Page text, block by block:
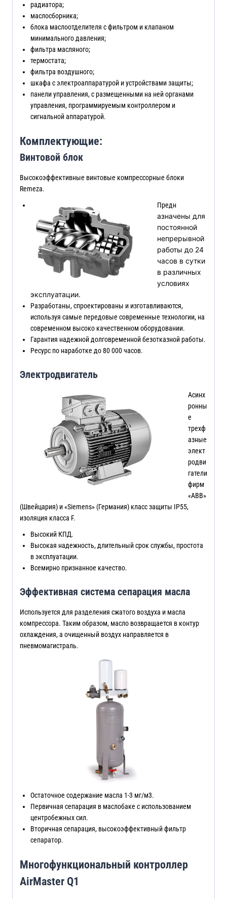
радиатора;
маслосборника;
блока маслоотделителя с фильтром и клапаном
минимального давления;
фильтра масляного;
термостата;
фильтра воздушного;
шкафа с электроаппаратурой и устройствами защиты;
панели управления, с размещенными на ней органами
управления, программируемым контроллером и
сигнальной аппаратурой.
Комплектующие:
Винтовой блок
Высокоэффективные винтовые компрессорные блоки
Remeza.
Предн
азначены для
постоянной
непрерывной
работы до 24
часов в сутки
в различных
условиях
эксплуатации.
Разработаны, спроектированы и изготавливаются,
используя самые передовые современные технологии, на
современном высоко качественном оборудовании.
Гарантия надежной долговременной безотказной работы.
Ресурс по наработке до 80 000 часов.
Электродвигатель
Асинх
ронны
е
трехф
азные
элект
родви
гатели
фирм
«ABB»
(Швейцария) и «Siemens» (Германия) класс защиты IP55,
изоляция класса F.
Высокий КПД.
Высокая надежность, длительный срок службы, простота
в эксплуатации.
Всемирно признанное качество.
Эффективная система сепарация масла
Используется для разделения сжатого воздуха и масла
компрессора. Таким образом, масло возвращается в контур
охлаждения, а очищенный воздух направляется в
пневмомагистраль.
Остаточное содержание масла 1-3 мг/м3.
Первичная сепарация в маслобаке с использованием
центробежных сил.
Вторичная сепарация, высокоэффективный фильтр
сепаратор.
Многофункциональный контроллер
AirMaster Q1